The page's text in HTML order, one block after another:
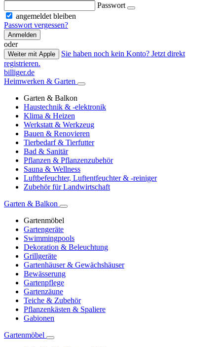
Passwort
angemeldet bleiben
Passwort vergessen?
Anmelden
oder
Weiter mit Apple
Sie haben noch kein Konto? Jetzt direkt
registrieren.
billiger.de
Heimwerken & Garten
Garten & Balkon
Haustechnik & -elektronik
Klima & Heizen
Werkstatt & Werkzeug
Bauen & Renovieren
Tierbedarf & Tierfutter
Bad & Sanitär
Pflanzen & Pflanzenzubehör
Sauna & Wellness
Luftbefeuchter, Luftentfeuchter & -reiniger
Zubehör für Landwirtschaft
Garten & Balkon
Gartenmöbel
Gartengeräte
Swimmingpools
Dekoration & Beleuchtung
Grillgeräte
Gartenhäuser & Gewächshäuser
Bewässerung
Gartenpflege
Gartenzäune
Teiche & Zubehör
Pflanzenkästen & Spaliere
Gabionen
Gartenmöbel